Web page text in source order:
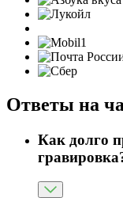
Ответы на
Как долго